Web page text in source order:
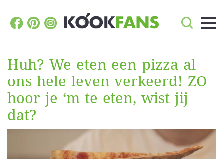
Huh? We eten een pizza al
ons hele leven verkeerd! ZO
hoor je ‘m te eten, wist jij
dat?